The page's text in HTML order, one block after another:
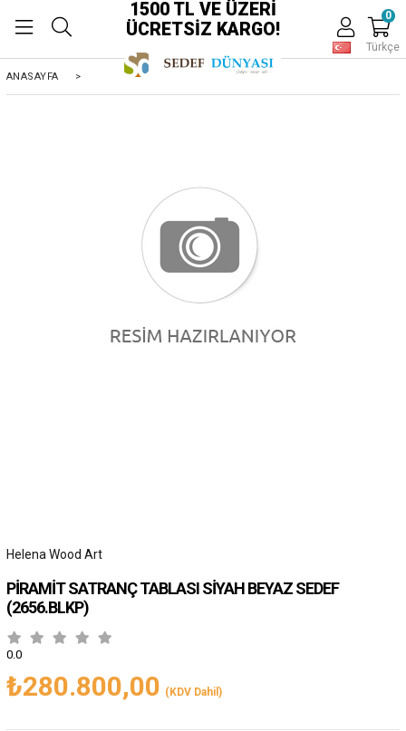
1500 TL VE ÜZERİ
ÜCRETSİZ KARGO!
Türkçe
0
ANASAYFA >
Helena Wood Art
PİRAMİT SATRANÇ TABLASI SİYAH BEYAZ SEDEF
(2656.BLKP)
0.0
₺280.800,00 (KDV Dahil)